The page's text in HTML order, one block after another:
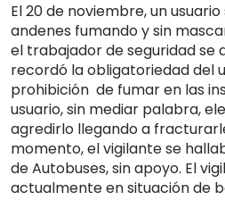
El 20 de noviembre, un
andenes fumando y sin
el trabajador de seguridad se
recordó la obligatoriedad del
prohibición de fumar en las
usuario, sin mediar palabra,
agredirlo llegando a
momento, el vigilante se
de Autobuses, sin apoyo. El
actualmente en situación de